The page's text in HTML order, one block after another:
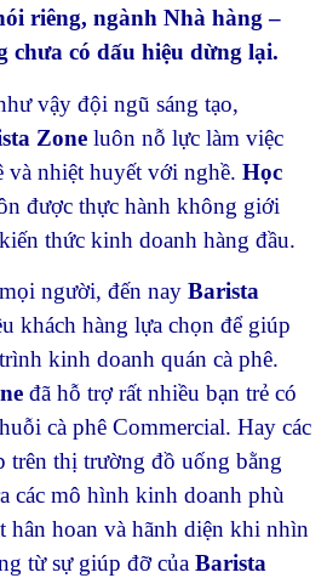
riêng, ngành Nhà hàng –
chưa có dấu hiệu dừng lại.
vậy đội ngũ sáng tạo,
Zone luôn nỗ lực làm việc
và nhiệt huyết với nghề. Học
được thực hành không giới
thức kinh doanh hàng đầu.
người, đến nay Barista
khách hàng lựa chọn để giúp
kinh doanh quán cà phê.
đã hỗ trợ rất nhiều bạn trẻ có
cà phê Commercial. Hay các
trên thị trường đồ uống bằng
các mô hình kinh doanh phù
hân hoan và hãnh diện khi nhìn
từ sự giúp đỡ của Barista